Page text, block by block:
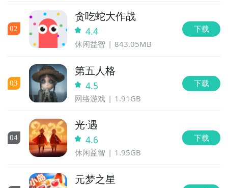
02
贪吃蛇大作战
4.4
休闲益智 843.05MB
下载
03
第五人格
4.5
网络游戏 1.91GB
下载
04
光·遇
4.6
休闲益智 1.95GB
下载
元梦之星